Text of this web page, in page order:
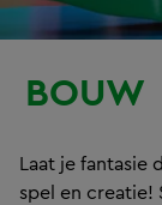
BOUW
Laat je fantasie
spel en